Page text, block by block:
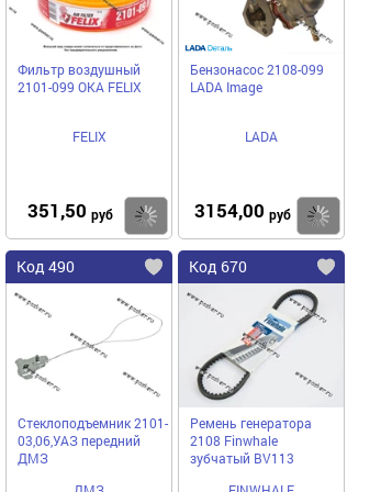
Фильтр воздушный
2101-099 ОКА FELIX
FELIX
351,50 руб Купить
Бензонасос 2108-099
LADA Image
LADA
3154,00 руб
Код 490
Стеклоподъемник 2101-
03,06,УАЗ передний
ДМЗ
Код 670
Ремень генератора
2108 Finwhale
зубчатый BV113